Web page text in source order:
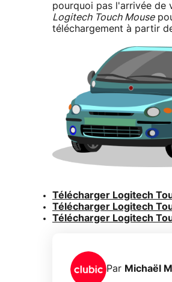
pourquoi pas l'arrivée de
Logitech Touch Mouse
téléchargement à partir
Télécharger Logitech
Télécharger Logitech
Télécharger Logitech
Par Michaël